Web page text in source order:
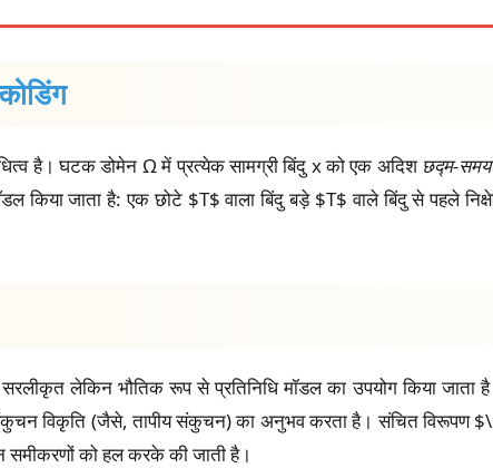
है। घटक डोमेन Ω में प्रत्येक सामग्री बिंदु xको एक अदिश छद्म-समय
किया जाता है: एक छोटे $T$ वाला बिंदु बड़े $T$ वाले बिंदु से पहले
लेकिन भौतिक रूप से प्रतिनिधि मॉडल का उपयोग किया जाता
संकुचन विकृति (जैसे, तापीय संकुचन) का अनुभव करता है। संचित विरूपण
समीकरणों को हल करके की जाती है।